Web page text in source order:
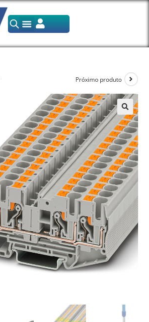
Próximo produto